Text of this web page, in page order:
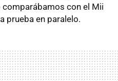
con el Mii
prueba en paralelo.